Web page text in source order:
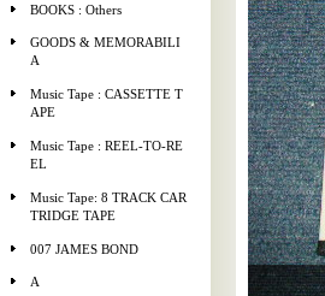
BOOKS : Others
GOODS & MEMORABILI
A
Music Tape : CASSETTE T
APE
Music Tape : REEL-TO-RE
EL
Music Tape: 8 TRACK CAR
TRIDGE TAPE
007 JAMES BOND
A